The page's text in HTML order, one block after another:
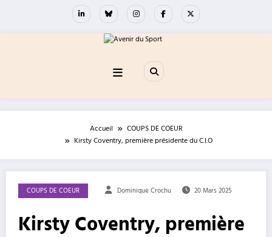
Accueil
COUPS DE COEUR
Kirsty Coventry, première présidente du C.I.O
COUPS DE COEUR Dominique Crochu 20 Mars 2025
Kirsty Coventry, première